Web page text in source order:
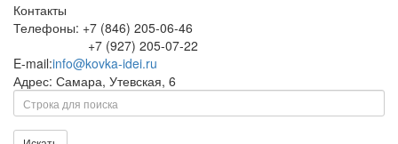
Контакты
Телефоны: +7 (846) 205-06-46
+7 (927) 205-07-22
E-mail:info@kovka-idei.ru
Адрес: Самара, Утевская, 6
Поиск